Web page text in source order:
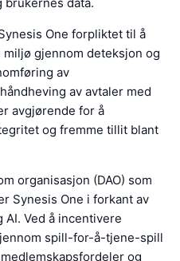
data.
One forpliktet til å
gjennom deteksjon og
av
av avtaler med
avgjørende for å
og fremme tillit blant
organisasjon (DAO) som
Synesis One i forkant av
Ved å incentivere
spill-for-å-tjene-spill
og